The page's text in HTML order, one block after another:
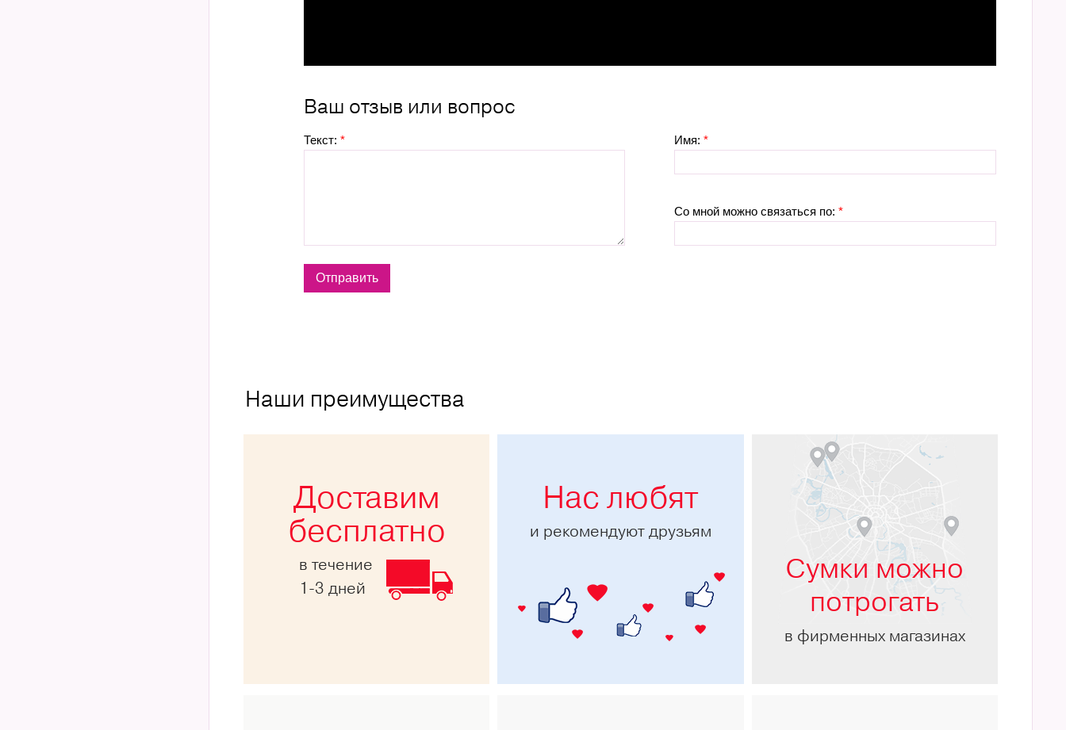
Ваш отзыв или вопрос
Текст: * Имя:*
Со мной можно связаться по:*
Наши преимущества
Доставим
бесплатно
в течение
1-3 дней
Нас любят
и рекомендуют друзьям
Сумки можно
потрогать
в фирменных магазинах